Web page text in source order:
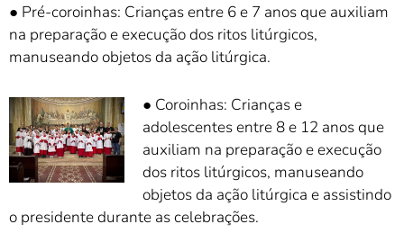
● Pré-coroinhas: Crianças entre 6 e 7 anos que auxiliam
na preparação e execução dos ritos litúrgicos,
manuseando objetos da ação litúrgica.
● Coroinhas: Crianças e
adolescentes entre 8 e 12 anos que
auxiliam na preparação e execução
dos ritos litúrgicos, manuseando
objetos da ação litúrgica e assistindo
o presidente durante as celebrações.